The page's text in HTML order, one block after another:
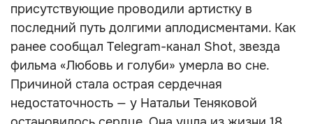
присутствующие проводили артистку в
последний путь долгими аплодисментами. Как
ранее сообщал Telegram-канал Shot, звезда
фильма «Любовь и голуби» умерла во сне.
Причиной стала острая сердечная
недостаточность — у Натальи Теняковой